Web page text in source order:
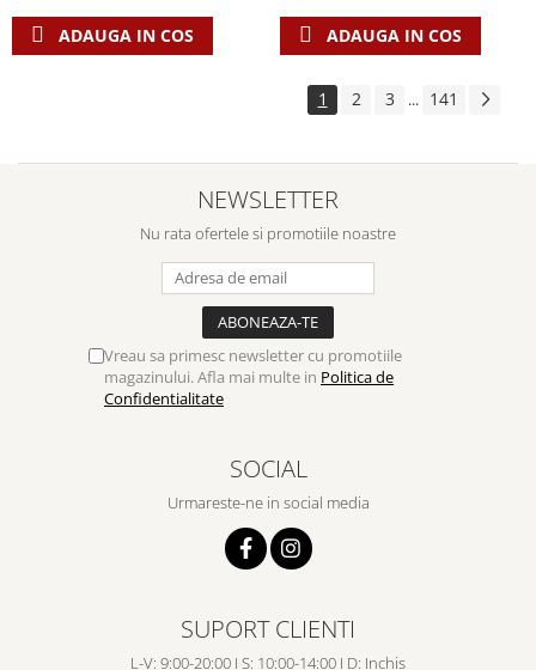
ADAUGA IN COS ADAUGA IN COS
1 2 3 ... 141
NEWSLETTER
Nu rata ofertele si promotiile noastre
Vreau sa primesc newsletter cu promotiile
magazinului. Afla mai multe in Politica de
Confidentialitate
SOCIAL
Urmareste-ne in social media
SUPORT CLIENTI
L-V: 9:00-20:00 I S: 10:00-14:00 I D: Inchis